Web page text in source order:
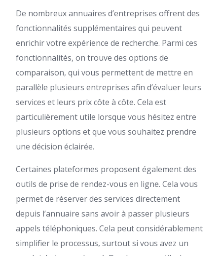
De nombreux annuaires d’entreprises offrent des
fonctionnalités supplémentaires qui peuvent
enrichir votre expérience de recherche. Parmi ces
fonctionnalités, on trouve des options de
comparaison, qui vous permettent de mettre en
parallèle plusieurs entreprises afin d’évaluer leurs
services et leurs prix côte à côte. Cela est
particulièrement utile lorsque vous hésitez entre
plusieurs options et que vous souhaitez prendre
une décision éclairée.
Certaines plateformes proposent également des
outils de prise de rendez-vous en ligne. Cela vous
permet de réserver des services directement
depuis l’annuaire sans avoir à passer plusieurs
appels téléphoniques. Cela peut considérablement
simplifier le processus, surtout si vous avez un